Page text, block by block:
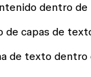
dentro
de capas de
de texto dentro